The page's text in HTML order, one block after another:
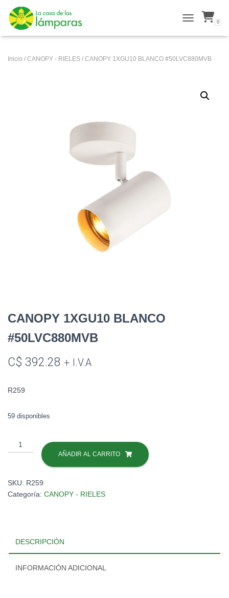
ALTERNAR
0
Inicio / CANOPY - RIELES / CANOPY 1XGU10 BLANCO #50LVC880MVB
CANOPY 1XGU10 BLANCO
#50LVC880MVB
C$ 392.28 + I.V.A
R259
59 disponibles
CANOPY
1XGU10
cantidad
AÑADIR AL CARRITO
SKU: R259
Categoría: CANOPY - RIELES
DESCRIPCIÓN
INFORMACIÓN ADICIONAL